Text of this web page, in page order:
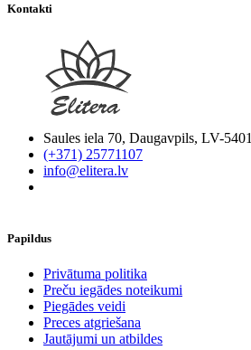
Kontakti
Saules iela 70, Daugavpils, LV-5401
(+371) 25771107
info@elitera.lv
Papildus
​Privātuma politika
Preču iegādes noteikumi
Piegādes veidi
Preces atgriešana
Jautājumi un atbildes